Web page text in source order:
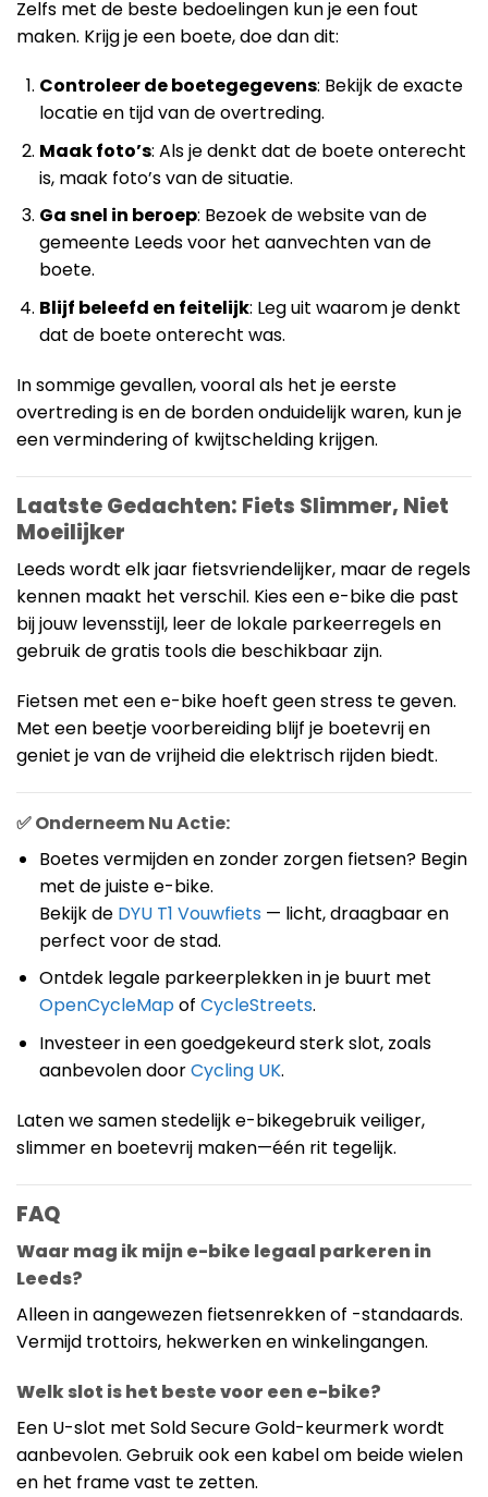
Zelfs met de beste bedoelingen kun je een fout
maken. Krijg je een boete, doe dan dit:
Controleer de boetegegevens: Bekijk de exacte
locatie en tijd van de overtreding.
Maak foto’s: Als je denkt dat de boete onterecht
is, maak foto’s van de situatie.
Ga snel in beroep: Bezoek de website van de
gemeente Leeds voor het aanvechten van de
boete.
Blijf beleefd en feitelijk: Leg uit waarom je denkt
dat de boete onterecht was.
In sommige gevallen, vooral als het je eerste
overtreding is en de borden onduidelijk waren, kun je
een vermindering of kwijtschelding krijgen.
Laatste Gedachten: Fiets Slimmer, Niet
Moeilijker
Leeds wordt elk jaar fietsvriendelijker, maar de regels
kennen maakt het verschil. Kies een e-bike die past
bij jouw levensstijl, leer de lokale parkeerregels en
gebruik de gratis tools die beschikbaar zijn.
Fietsen met een e-bike hoeft geen stress te geven.
Met een beetje voorbereiding blijf je boetevrij en
geniet je van de vrijheid die elektrisch rijden biedt.
✅ Onderneem Nu Actie:
Boetes vermijden en zonder zorgen fietsen? Begin
met de juiste e-bike.
Bekijk de DYU T1 Vouwfiets — licht, draagbaar en
perfect voor de stad.
Ontdek legale parkeerplekken in je buurt met
OpenCycleMapof CycleStreets.
Investeer in een goedgekeurd sterk slot, zoals
aanbevolen doorCycling UK.
Laten we samen stedelijk e-bikegebruik veiliger,
slimmer en boetevrij maken—één rit tegelijk.
FAQ
Waar mag ik mijn e-bike legaal parkeren in
Leeds?
Alleen in aangewezen fietsenrekken of -standaards.
Vermijd trottoirs, hekwerken en winkelingangen.
Welk slot is het beste voor een e-bike?
Een U-slot met Sold Secure Gold-keurmerk wordt
aanbevolen. Gebruik ook een kabel om beide wielen
en het frame vast te zetten.